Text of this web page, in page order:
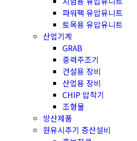
파워팩 유압유니트
토목용 유압유니트
산업기계
GRAB
중력주조기
건설용 장비
산업용 장비
CHIP 압착기
조형물
방산제품
원유시추기 증산설비